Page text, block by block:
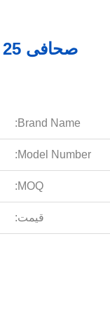
Brand Name:
Model Number:
MOQ:
قیمت: